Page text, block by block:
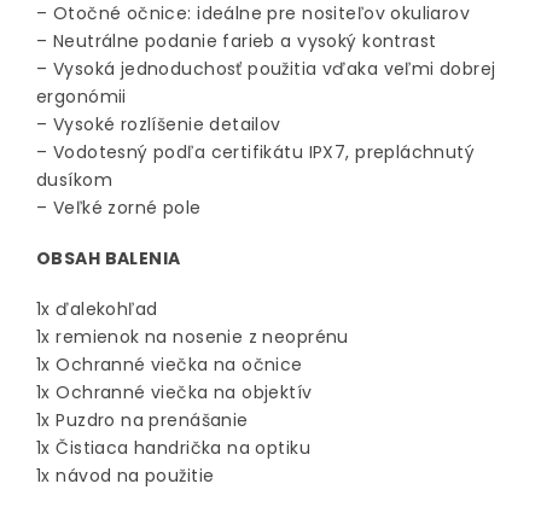
– Otočné očnice: ideálne pre nositeľov okuliarov
– Neutrálne podanie farieb a vysoký kontrast
– Vysoká jednoduchosť použitia vďaka veľmi dobrej
ergonómii
– Vysoké rozlíšenie detailov
– Vodotesný podľa certifikátu IPX7, prepláchnutý
dusíkom
– Veľké zorné pole
OBSAH BALENIA
1x ďalekohľad
1x remienok na nosenie z neoprénu
1x Ochranné viečka na očnice
1x Ochranné viečka na objektív
1x Puzdro na prenášanie
1x Čistiaca handrička na optiku
1x návod na použitie